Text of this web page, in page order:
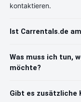
kontaktieren.
Ist Carrentals.de
Was muss ich tun,
möchte?
Gibt es zusätzliche